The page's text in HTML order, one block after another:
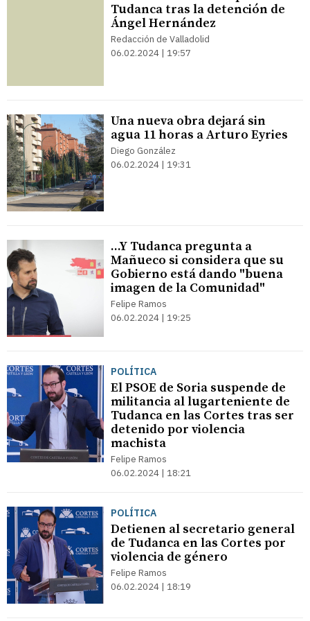
Tudanca tras la detención de
Ángel Hernández
Redacción de Valladolid
06.02.2024 | 19:57
Una nueva obra dejará sin
agua 11 horas a Arturo Eyries
Diego González
06.02.2024 | 19:31
...Y Tudanca pregunta a
Mañueco si considera que su
Gobierno está dando "buena
imagen de la Comunidad"
Felipe Ramos
06.02.2024 | 19:25
POLÍTICA
El PSOE de Soria suspende de
militancia al lugarteniente de
Tudanca en las Cortes tras ser
detenido por violencia
machista
Felipe Ramos
06.02.2024 | 18:21
POLÍTICA
Detienen al secretario general
de Tudanca en las Cortes por
violencia de género
Felipe Ramos
06.02.2024 | 18:19